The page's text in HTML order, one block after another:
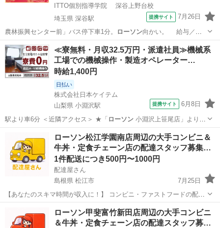
ITTO個別指導学院 深谷上野台校
埼玉県 深谷駅
提携サイト 7月26日
農林振興センター前」バス停下車1分。 ローソン向かい。 給与／勤
務時間： （1…
埼玉 深谷市 深谷駅 塾講師
≪寮無料・月収32.5万円・派遣社員≫機械系
工場での機械操作・製造オペレーター…
時給1,400円
日払い
株式会社日本ケイテム
山梨県 小淵沢駅
提携サイト 6月8日
駅より車6分 ＜近隣アクセス＞ ★「 ローソン小淵沢上笹尾店」より車
3分 福利…
小淵沢駅 その他
ローソン松江学園南店周辺の大手コンビニ＆
牛丼・定食チェーン店の配達スタッフ募集…
1件配送につき500円〜1000円
配達屋さん
島根県 松江市
7月25日
【あなたのスキマ時間が収入に！】 コンビニ・ファストフードの配達
バイト、始めませんか？ アプリで空いた時間にサクッと配達！ 配達す
るかどうかは、オファーを見てその場で自由に決められます♪
―――――――――― ...
スタッフ
ローソン甲斐富竹新田店周辺の大手コンビニ
＆牛丼・定食チェーン店の配達スタッフ募…